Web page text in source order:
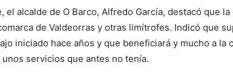
el alcalde de O Barco, Alfredo García, destacó que
de Valdeorras y otras limítrofes. Indicó que
iniciado hace años y que beneficiará y mucho a la
servicios que antes no tenía.